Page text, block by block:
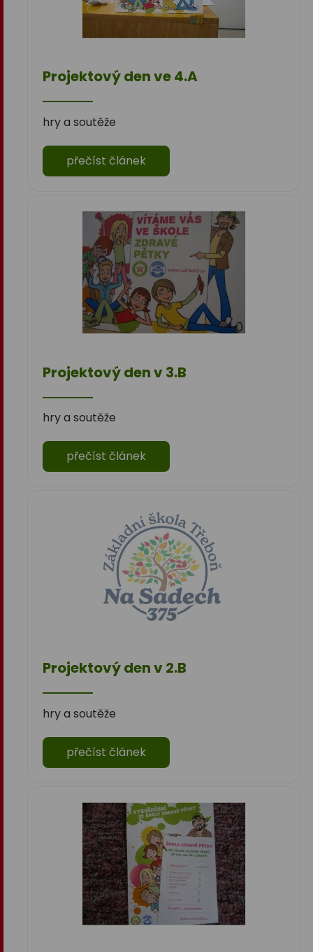
Projektový den ve 4.A
hry a soutěže
přečíst článek
Projektový den v 3.B
hry a soutěže
přečíst článek
Projektový den v 2.B
hry a soutěže
přečíst článek